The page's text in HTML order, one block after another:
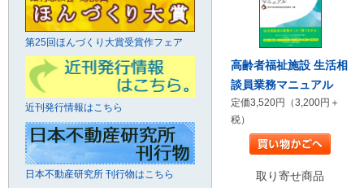
高齢者福祉施設 生活相
談員業務マニュアル
定価3,520円（3,200円＋
税）
取り寄せ商品
第25回ほんづくり大賞受賞作フェア
近刊発行情報はこちら
日本不動産研究所 刊行物はこちら